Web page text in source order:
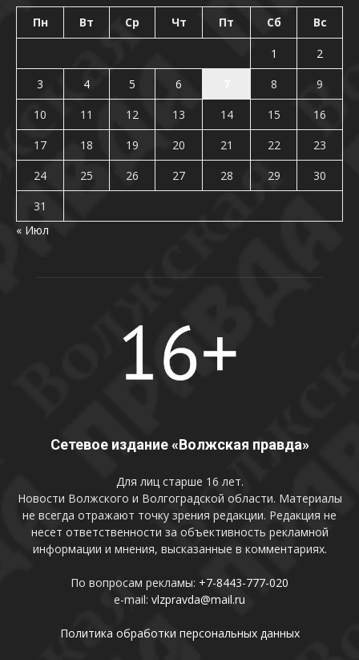
Пн Вт Ср Чт Пт Сб Вс
1
2
3
4 5 6 8
9
10
11 12 13 14 15
16
17
18 19 20 21 22
23
24
25 26 27 28 29
30
31
« Июл
Сетевое издание «Волжская правда»
Для лиц старше 16 лет.
Новости Волжского и Волгоградской области. Материалы
не всегда отражают точку зрения редакции. Редакция не
несет ответственности за объективность рекламной
информации и мнения, высказанные в комментариях.
По вопросам рекламы: +7-8443-777-020
e-mail: vlzpravda@mail.ru
Политика обработки персональных данных